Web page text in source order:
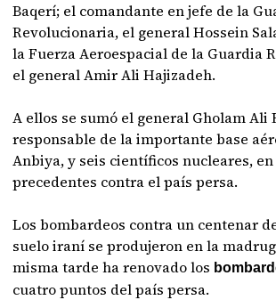
Baqerí; el comandante en jefe de la
Revolucionaria, el general Hossein
la Fuerza Aeroespacial de la Guardia
el general Amir Ali Hajizadeh.
A ellos se sumó el general Gholam Ali
responsable de la importante base
Anbiya, y seis científicos nucleares,
precedentes contra el país persa.
Los bombardeos contra un centenar
suelo iraní se produjeron en la
misma tarde ha renovado los
cuatro puntos del país persa.